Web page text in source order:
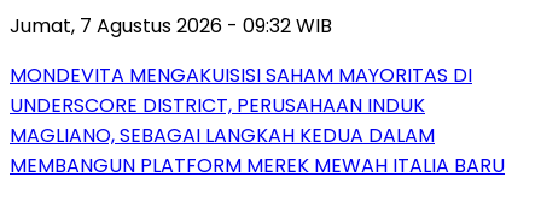
Jumat, 7 Agustus 2026 - 09:32 WIB
MONDEVITA MENGAKUISISI SAHAM MAYORITAS DI
UNDERSCORE DISTRICT, PERUSAHAAN INDUK
MAGLIANO, SEBAGAI LANGKAH KEDUA DALAM
MEMBANGUN PLATFORM MEREK MEWAH ITALIA BARU